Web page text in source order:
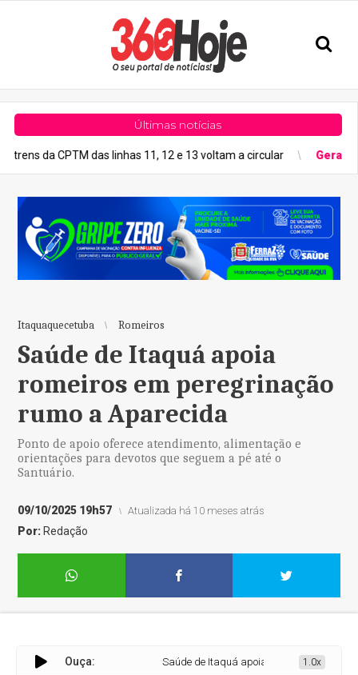
Últimas notícias
das linhas 11, 12 e 13 voltam a circular Geral Previsão
Itaquaquecetuba Romeiros
Saúde de Itaquá apoia
romeiros em peregrinação
rumo a Aparecida
Ponto de apoio oferece atendimento, alimentação e
orientações para devotos que seguem a pé até o
Santuário.
09/10/2025 19h57 Atualizada há 10 meses atrás
Por: Redação
Ouça: Saúde de Itaquá apoia romeiros em
1.0x